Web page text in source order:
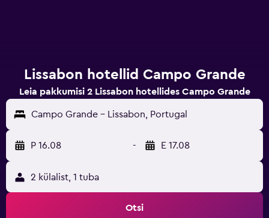
Lissabon hotellid Campo Grande
Leia pakkumisi 2 Lissabon hotellides Campo Grande
Campo Grande - Lissabon, Portugal
P 16.08 - E 17.08
2 külalist, 1 tuba
Otsi